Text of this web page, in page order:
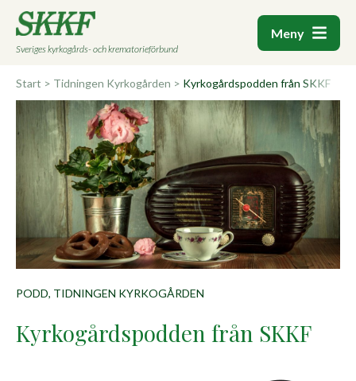
Sveriges kyrkogårds- och krematorieförbund
Meny
Start > Tidningen Kyrkogården > Kyrkogårdspodden från SKKF
PODD, TIDNINGEN KYRKOGÅRDEN
Kyrkogårdspodden från SKKF